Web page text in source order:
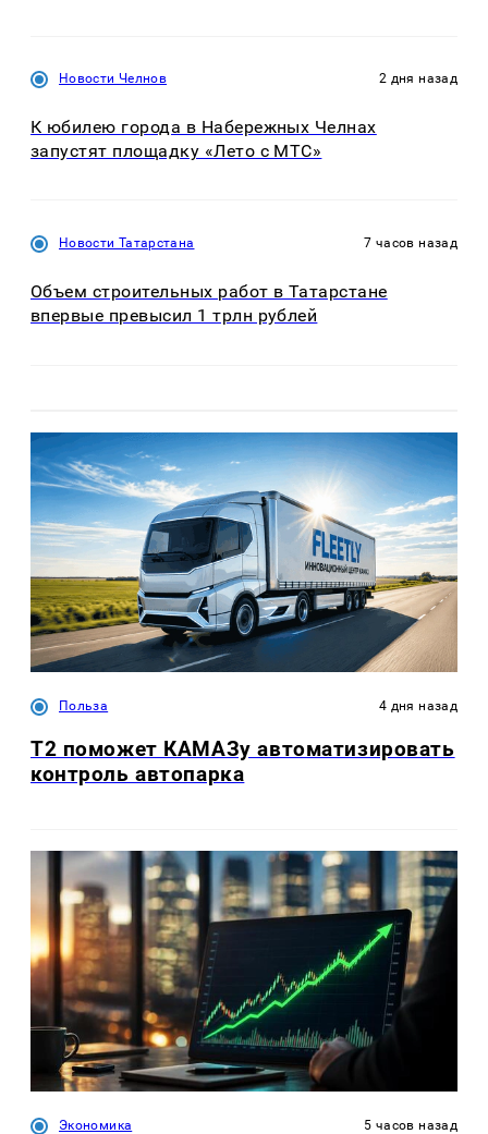
Новости Челнов 2 дня назад
К юбилею города в Набережных Челнах
запустят площадку «Лето с МТС»
Новости Татарстана 7 часов назад
Объем строительных работ в Татарстане
впервые превысил 1 трлн рублей
Польза 4 дня назад
T2 поможет КАМАЗу автоматизировать
контроль автопарка
Экономика 5 часов назад